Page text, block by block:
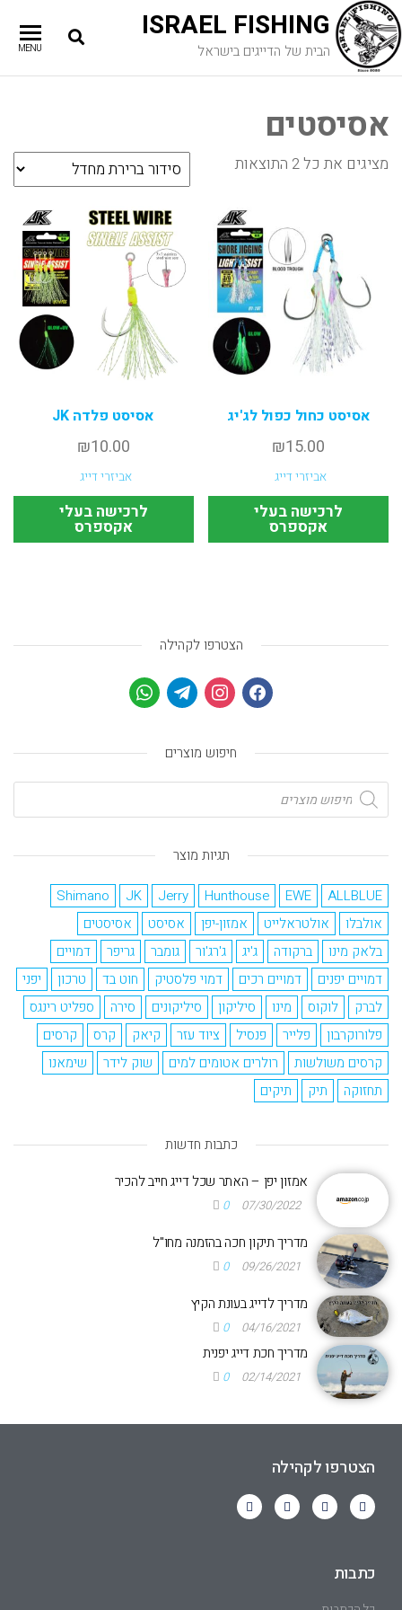
ISRAEL FISHING
הבית של הדייגים בישראל MENU
אסיסטים
מציגים את כל ⁦2⁩ התוצאות
אסיסט כחול כפול לג'יג
₪15.00
אביזרי דייג
לרכישה בעלי
אקספרס
אסיסט פלדה JK
₪10.00
אביזרי דייג
לרכישה בעלי
אקספרס
הצטרפו לקהילה
חיפוש מוצרים
תגיות מוצר
ALLBLUE
EWE
Hunthouse
Jerry
JK
Shimano
אולבלו
אולטראלייט אמזון-יפן אסיסט
אסיסטים
בלאק מינו
ברקודה ג'יג ג'רג'ור גומבר גריפר
דמויים
דמויים יפנים
דמויים רכים דמוי פלסטיק חוט בד טרכון
יפני
לברק
לוקוס מינו סיליקון סיליקונים סירה
ספליט רינגס
פלורוקרבון
פלייר פנסיל ציוד עזר קיאק קרס
קרסים
קרסים משולשות
רולרים אטומים למים שוק לידר
שימאנו
תחזוקה
תיק תיקים
כתבות חדשות
אמזון יפן – האתר שכל דייג חייב להכיר
07/30/2022
0
מדריך תיקון חכה בהזמנה מחו"ל
09/26/2021
0
מדריך לדייג בעונת הקיץ
04/16/2021
0
מדריך חכת דייג יפנית
02/14/2021
0
הצטרפו לקהילה
כתבות